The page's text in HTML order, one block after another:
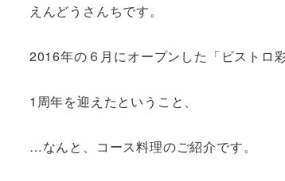
えんどうさんちです。
2016年の６月にオープンした「ビストロ彩
1周年を迎えたということ、
…なんと、コース料理のご紹介です。